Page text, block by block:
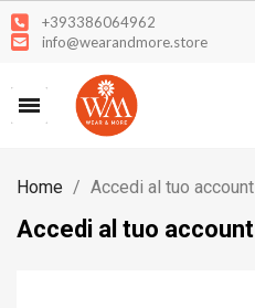
+393386064962
info@wearandmore.store
Home Accedi al tuo account
Accedi al tuo account